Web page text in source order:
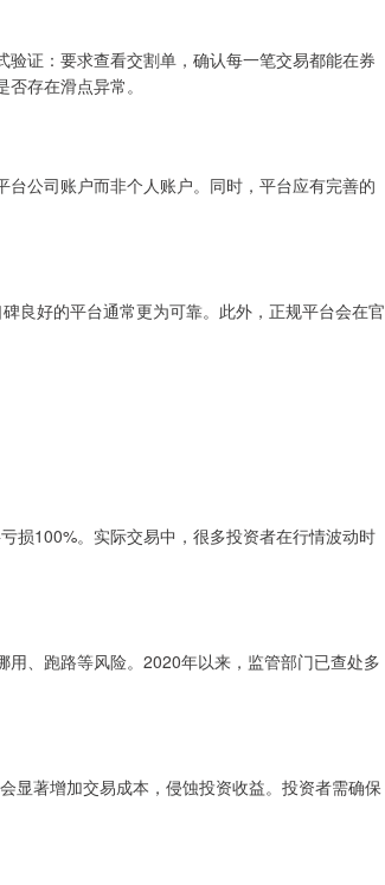
证：要求查看交割单，确认每一笔交易都能在券
存在滑点异常。
公司账户而非个人账户。同时，平台应有完善的
良好的平台通常更为可靠。此外，正规平台会在官
损100%。实际交易中，很多投资者在行情波动时
、跑路等风险。2020年以来，监管部门已查处多
显著增加交易成本，侵蚀投资收益。投资者需确保